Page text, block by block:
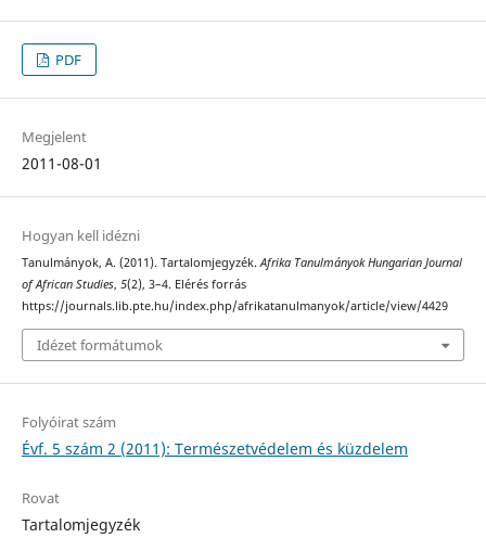
PDF
Megjelent
2011-08-01
Hogyan kell idézni
Tanulmányok, A. (2011). Tartalomjegyzék.Afrika Tanulmányok Hungarian Journal
of African Studies, 5(2), 3–4. Elérés forrás
https://journals.lib.pte.hu/index.php/afrikatanulmanyok/article/view/4429
Idézet formátumok
Folyóirat szám
Évf. 5 szám 2 (2011): Természetvédelem és küzdelem
Rovat
Tartalomjegyzék